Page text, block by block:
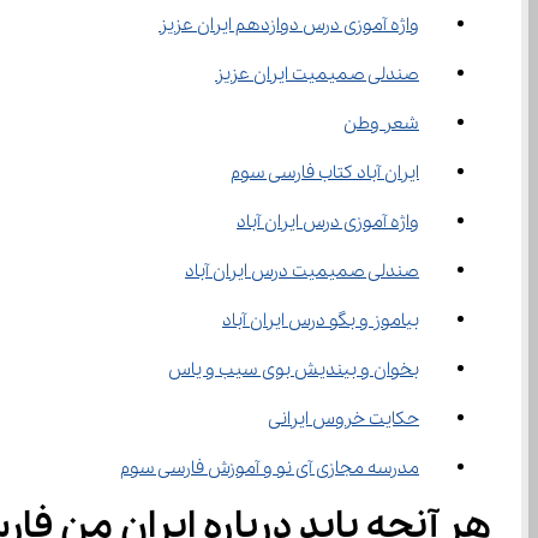
واژه آموزی درس دوازدهم ایران عزیز
صندلی صمیمیت ایران عزیز
شعر وطن
ایران آباد کتاب فارسی سوم
واژه آموزی درس ایران آباد
صندلی صمیمیت درس ایران آباد
بیاموز و بگو درس ایران آباد
بخوان و بیندیش بوی سیب و یاس
حکایت خروس ایرانی
مدرسه مجازی آی نو و آموزش فارسی سوم